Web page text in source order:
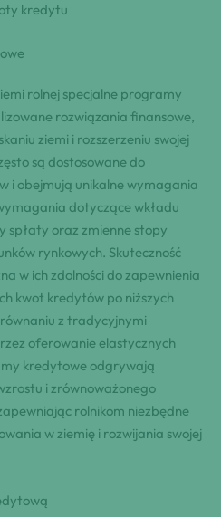
kredytu
rolnej specjalne programy
rozwiązania finansowe,
ziemi i rozszerzeniu swojej
są dostosowane do
i obejmują unikalne wymagania
dotyczące wkładu
spłaty oraz zmienne stopy
rynkowych. Skuteczność
w ich zdolności do zapewnienia
kwot kredytów po niższych
z tradycyjnymi
oferowanie elastycznych
kredytowe odgrywają
i zrównoważonego
rolnikom niezbędne
w ziemię i rozwijania swojej